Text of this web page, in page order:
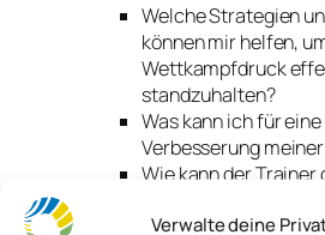
Verwalte deine
Welche Strategien
können mir helfen,
Wettkampfdruck
standzuhalten?
Was kann ich für
Verbesserung
Wie kann der Trainer
kritischen